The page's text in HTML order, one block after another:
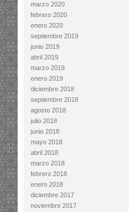
marzo 2020
febrero 2020
enero 2020
septiembre 2019
junio 2019
abril 2019
marzo 2019
enero 2019
diciembre 2018
septiembre 2018
agosto 2018
julio 2018
junio 2018
mayo 2018
abril 2018
marzo 2018
febrero 2018
enero 2018
diciembre 2017
noviembre 2017